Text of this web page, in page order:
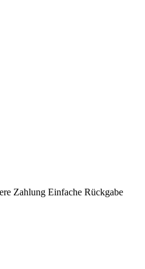
Zahlung Einfache Rückgabe